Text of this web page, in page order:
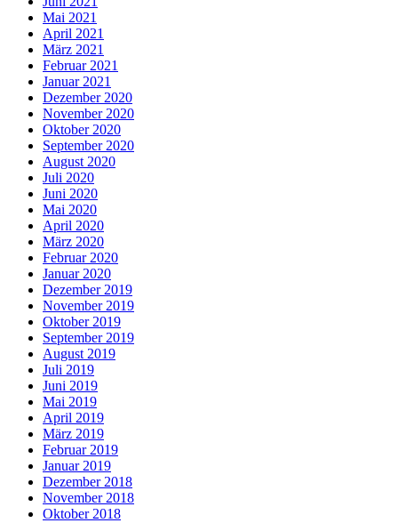
Mai 2021
April 2021
März 2021
Februar 2021
Januar 2021
Dezember 2020
November 2020
Oktober 2020
September 2020
August 2020
Juli 2020
Juni 2020
Mai 2020
April 2020
März 2020
Februar 2020
Januar 2020
Dezember 2019
November 2019
Oktober 2019
September 2019
August 2019
Juli 2019
Juni 2019
Mai 2019
April 2019
März 2019
Februar 2019
Januar 2019
Dezember 2018
November 2018
Oktober 2018